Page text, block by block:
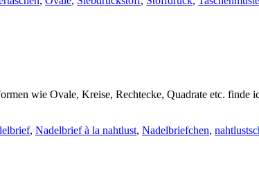
wie Ovale, Kreise, Rechtecke, Quadrate etc.
, Nadelbrief à la nahtlust, Nadelbriefchen,